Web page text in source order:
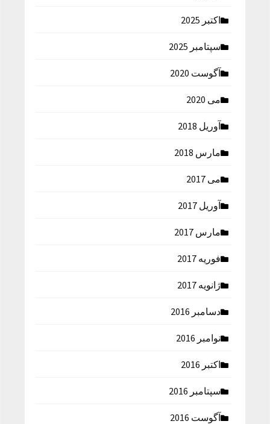
اکتبر 2025
سپتامبر 2025
آگوست 2020
می 2020
آوریل 2018
مارس 2018
می 2017
آوریل 2017
مارس 2017
فوریه 2017
ژانویه 2017
دسامبر 2016
نوامبر 2016
اکتبر 2016
سپتامبر 2016
آگوست 2016